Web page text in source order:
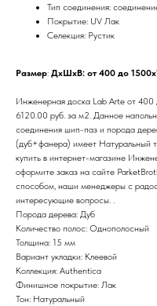
Тип соединения:
Покрытие: UV Лак
Селекция: Рустик
Размер: ДхШхВ: от 400 до
Инженерная доска Lab Arte от
6120.00 руб. за м2. Данное
соединения шип-паз и порода
(дуб+фанера) имеет Натуральный
купить в интернет-магазине
оформите заказ на сайте
способом, наши менеджеры с
интересующие вопросы. .
Порода дерева: Дуб
Количество полос: Однополосный
Толщина: 15 мм
Вариант укладки: Клеевой
Коллекция: Authentica
Финишное покрытие: Лак
Тон: Натуральный